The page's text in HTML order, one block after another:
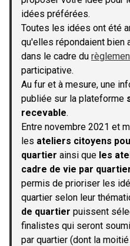
idées préférées.
Toutes les idées ont été
qu'elles répondaient bien
dans le cadre du
participative.
Au fur et à mesure, une
publiée sur la plateforme
recevable.
Entre novembre 2021 et
les ateliers citoyens
quartier ainsi que les
cadre de vie par
permis de prioriser les
quartier selon leur
de quartier puissent
finalistes qui seront
par quartier (dont la